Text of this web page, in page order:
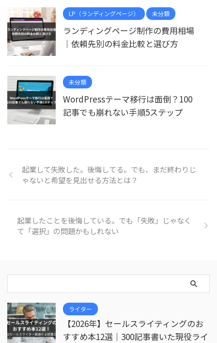
LP（ランディングページ） 未分類
ランディングページ制作の費用相場
｜依頼先別の料金比較と選び方
未分類
WordPressテーマ移行は面倒？100
記事でも崩れない手順5ステップ
起業して失敗した。後悔してる。でも、まだ終わりじ
ゃないと希望を見出せる方法とは？
起業したことを後悔している。でも「失敗」じゃなく
て「選択」の問題かもしれない
ライター
【2026年】セールスライティングのお
すすめ本12選｜300記事書いた現役ライ